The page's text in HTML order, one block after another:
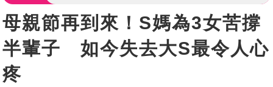
母親節再到來！S媽為3女苦撐
半輩子 如今失去大S最令人心
疼